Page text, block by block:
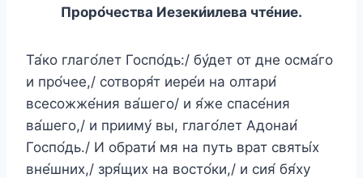
Проро́чества Иезеки́илева чте́ние.
Та́ко глаго́лет Госпо́дь:/ бу́дет от дне осма́го
и про́чее,/ сотворя́т иере́и на олтари́
всесожже́ния ва́шего/ и я́же спасе́ния
ва́шего,/ и прииму́ вы, глаго́лет Адонаи́
Госпо́дь./ И обрати́ мя на путь врат святы́х
вне́шних,/ зря́щих на восто́ки,/ и сия́ бя́ху